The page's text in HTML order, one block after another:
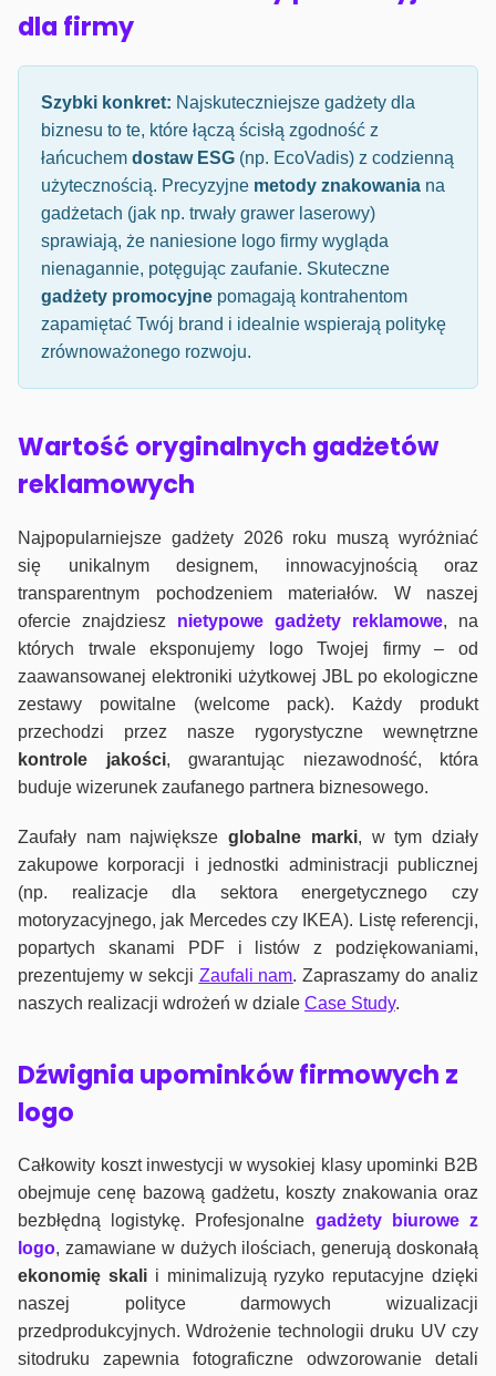
dla firmy
Szybki konkret: Najskuteczniejsze gadżety dla
biznesu to te, które łączą ścisłą zgodność z
łańcuchem dostaw ESG (np. EcoVadis) z codzienną
użytecznością. Precyzyjne metody znakowania na
gadżetach (jak np. trwały grawer laserowy)
sprawiają, że naniesione logo firmy wygląda
nienagannie, potęgując zaufanie. Skuteczne
gadżety promocyjne pomagają kontrahentom
zapamiętać Twój brand i idealnie wspierają politykę
zrównoważonego rozwoju.
Wartość oryginalnych gadżetów
reklamowych
Najpopularniejsze gadżety 2026 roku muszą wyróżniać
się unikalnym designem, innowacyjnością oraz
transparentnym pochodzeniem materiałów. W naszej
ofercie znajdziesz nietypowe gadżety reklamowe, na
których trwale eksponujemy logo Twojej firmy – od
zaawansowanej elektroniki użytkowej JBL po ekologiczne
zestawy powitalne (welcome pack). Każdy produkt
przechodzi przez nasze rygorystyczne wewnętrzne
kontrole jakości, gwarantując niezawodność, która
buduje wizerunek zaufanego partnera biznesowego.
Zaufały nam największeglobalne marki, w tym działy
zakupowe korporacji i jednostki administracji publicznej
(np. realizacje dla sektora energetycznego czy
motoryzacyjnego, jak Mercedes czy IKEA). Listę referencji,
popartych skanami PDF i listów z podziękowaniami,
prezentujemy w sekcji Zaufali nam. Zapraszamy do analiz
naszych realizacji wdrożeń w dziale Case Study.
Dźwignia upominków firmowych z
logo
Całkowity koszt inwestycji w wysokiej klasy upominki B2B
obejmuje cenę bazową gadżetu, koszty znakowania oraz
bezbłędną logistykę. Profesjonalne gadżety biurowe z
logo, zamawiane w dużych ilościach, generują doskonałą
ekonomię skalii minimalizują ryzyko reputacyjne dzięki
naszej polityce darmowych wizualizacji
przedprodukcyjnych. Wdrożenie technologii druku UV czy
sitodruku zapewnia fotograficzne odwzorowanie detali